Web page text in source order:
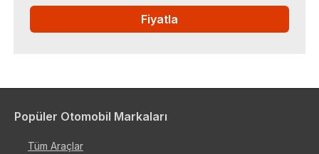
Fiyatla
Popüler Otomobil Markaları
Tüm Araçlar